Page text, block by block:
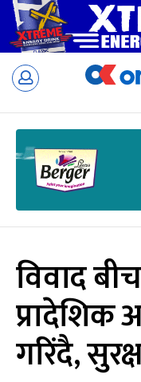
Skip
विवाद
प्रादेशिक
गरिंदै,